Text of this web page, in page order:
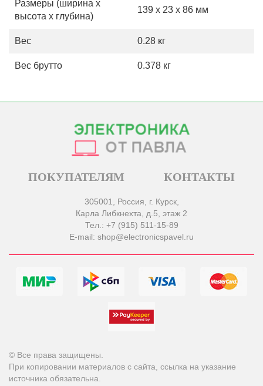
Размеры (ширина х
высота х глубина)
139 x 23 x 86 мм
Вес 0.28 кг
Вес брутто 0.378 кг
ПОКУПАТЕЛЯМ КОНТАКТЫ
305001, Россия, г. Курск,
Карла Либкнехта, д.5, этаж 2
Тел.: +7 (915) 511-15-89
E-mail: shop@electronicspavel.ru
© Все права защищены.
При копировании материалов с сайта, ссылка на указание
источника обязательна.